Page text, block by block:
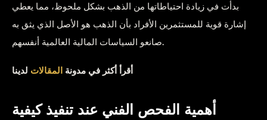
بدأت في زيادة احتياطاتها من الذهب بشكل ملحوظ، مما يعطي
إشارة قوية للمستثمرين الأفراد بأن الذهب هو الأصل الذي يثق به
صانعو السياسات المالية العالمية أنفسهم.
أقرأ أكثر في مدونة المقالات لدينا
أهمية الفحص الفني عند تنفيذ كيفية